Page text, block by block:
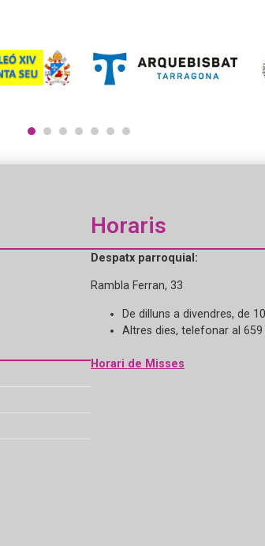
Horaris
Despatx parroquial:
Rambla Ferran, 33
De dilluns a divendres, de
Altres dies, telefonar al 659
Horari de Misses